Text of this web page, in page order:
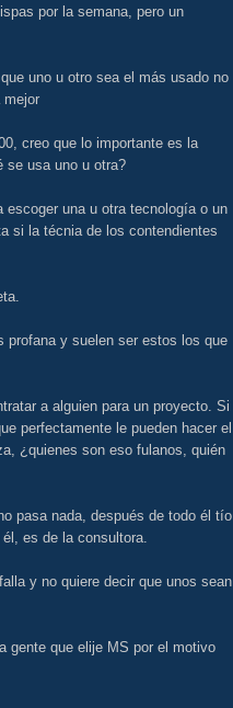
por la semana, pero un
uno u otro sea el más usado no
mejor
creo que lo importante es la
se usa uno u otra?
escoger una u otra tecnología o un
si la técnia de los contendientes
profana y suelen ser estos los que
a alguien para un proyecto. Si
perfectamente le pueden hacer el
¿quienes son eso fulanos, quién
pasa nada, después de todo él tío
es de la consultora.
y no quiere decir que unos sean
gente que elije MS por el motivo